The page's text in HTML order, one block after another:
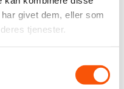
givet dem, eller som
tjenester.